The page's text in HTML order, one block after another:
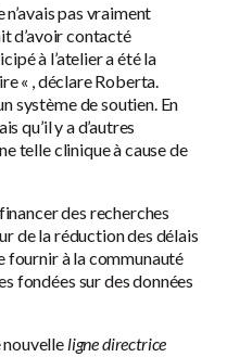
n’avais pas vraiment
d’avoir contacté
à l’atelier a été la
« , déclare Roberta.
système de soutien. En
qu’il y a d’autres
telle clinique à cause de
des recherches
de la réduction des délais
fournir à la communauté
fondées sur des données
nouvelle ligne directrice